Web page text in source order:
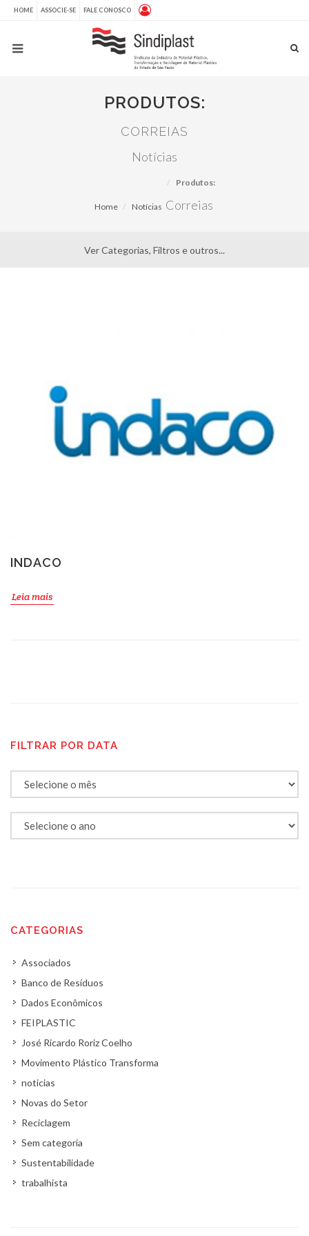
HOME ASSOCIE-SE FALE CONOSCO
PRODUTOS:
CORREIAS
Notícias
Home Notícias
Produtos:
Correias
Ver Categorias, Filtros e outros...
INDACO
Leia mais
FILTRAR POR DATA
CATEGORIAS
Associados
Banco de Resíduos
Dados Econômicos
FEIPLASTIC
José Ricardo Roriz Coelho
Movimento Plástico Transforma
noticias
Novas do Setor
Reciclagem
Sem categoria
Sustentabilidade
trabalhista